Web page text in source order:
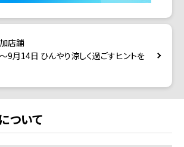
店舗
9月14日 ひんやり涼しく過ごすヒントを
ついて